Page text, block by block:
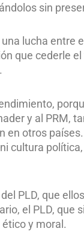
sin
lucha entre
que cederle el
y al PRM,
otros países.
cultura
PLD, que
el PLD, que
y moral.